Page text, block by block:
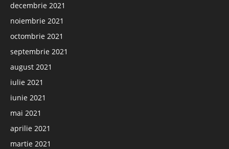
decembrie 2021
noiembrie 2021
octombrie 2021
septembrie 2021
august 2021
iulie 2021
iunie 2021
mai 2021
aprilie 2021
martie 2021